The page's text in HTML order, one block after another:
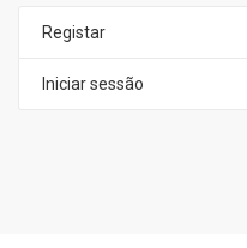
Registar
Iniciar sessão